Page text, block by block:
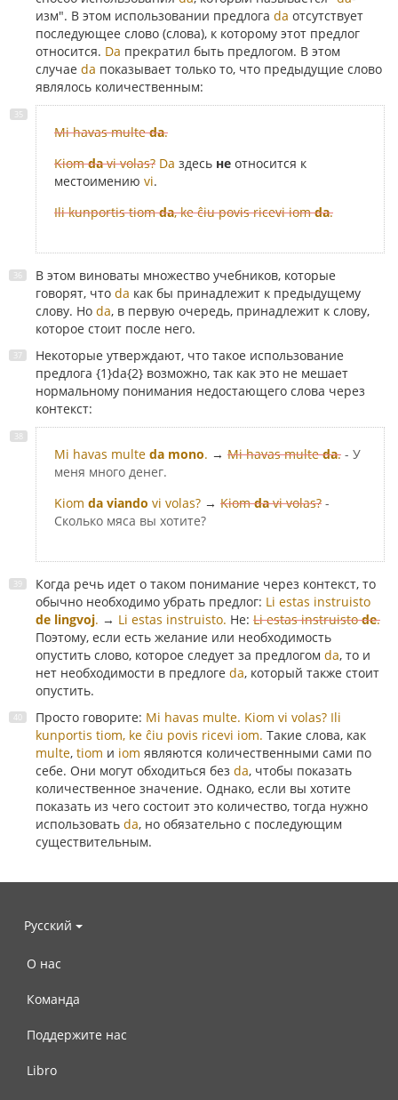
изм". В этом использовании предлога da отсутствует
последующее слово (слова), к которому этот предлог
относится. Da прекратил быть предлогом. В этом
случае da показывает только то, что предыдущие слово
являлось количественным:
Mi havas multeda.
Kiomdavi volas? Da здесь не относится к
местоимению vi.
Ili kunportis tiomda, ke ĉiu povis ricevi iomda.
В этом виноваты множество учебников, которые
говорят, что da как бы принадлежит к предыдущему
слову. Но da, в первую очередь, принадлежит к слову,
которое стоит после него.
Некоторые утверждают, что такое использование
предлога {1}da{2} возможно, так как это не мешает
нормальному понимания недостающего слова через
контекст:
Mi havas multe da mono. → Mi havas multeda. - У
меня много денег.
Kiom da viando vi volas? → Kiomdavi volas? -
Сколько мяса вы хотите?
Когда речь идет о таком понимание через контекст, то
обычно необходимо убрать предлог: Li estas instruisto
de lingvoj. → Li estas instruisto. Не: Li estas instruistode.
Поэтому, если есть желание или необходимость
опустить слово, которое следует за предлогом da, то и
нет необходимости в предлоге da, который также стоит
опустить.
Просто говорите: Mi havas multe. Kiom vi volas? Ili
kunportis tiom, ke ĉiu povis ricevi iom. Такие слова, как
multe, tiom и iom являются количественными сами по
себе. Они могут обходиться без da, чтобы показать
количественное значение. Однако, если вы хотите
показать из чего состоит это количество, тогда нужно
использовать da, но обязательно с последующим
существительным.
Русский
О нас
Команда
Поддержите нас
Libro